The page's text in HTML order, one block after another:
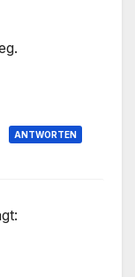
ANTWORTEN